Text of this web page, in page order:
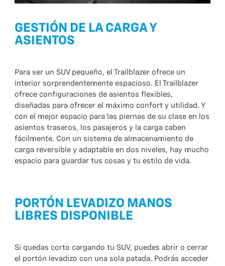
GESTIÓN DE LA CARGA Y
ASIENTOS
Para ser un SUV pequeño, el Trailblazer ofrece un
interior sorprendentemente espacioso. El Trailblazer
ofrece configuraciones de asientos flexibles,
diseñadas para ofrecer el máximo confort y utilidad. Y
con el mejor espacio para las piernas de su clase en los
asientos traseros, los pasajeros y la carga caben
fácilmente. Con un sistema de almacenamiento de
carga reversible y adaptable en dos niveles, hay mucho
espacio para guardar tus cosas y tu estilo de vida.
PORTÓN LEVADIZO MANOS
LIBRES DISPONIBLE
Si quedas corto cargando tu SUV, puedes abrir o cerrar
el portón levadizo con una sola patada. Podrás acceder